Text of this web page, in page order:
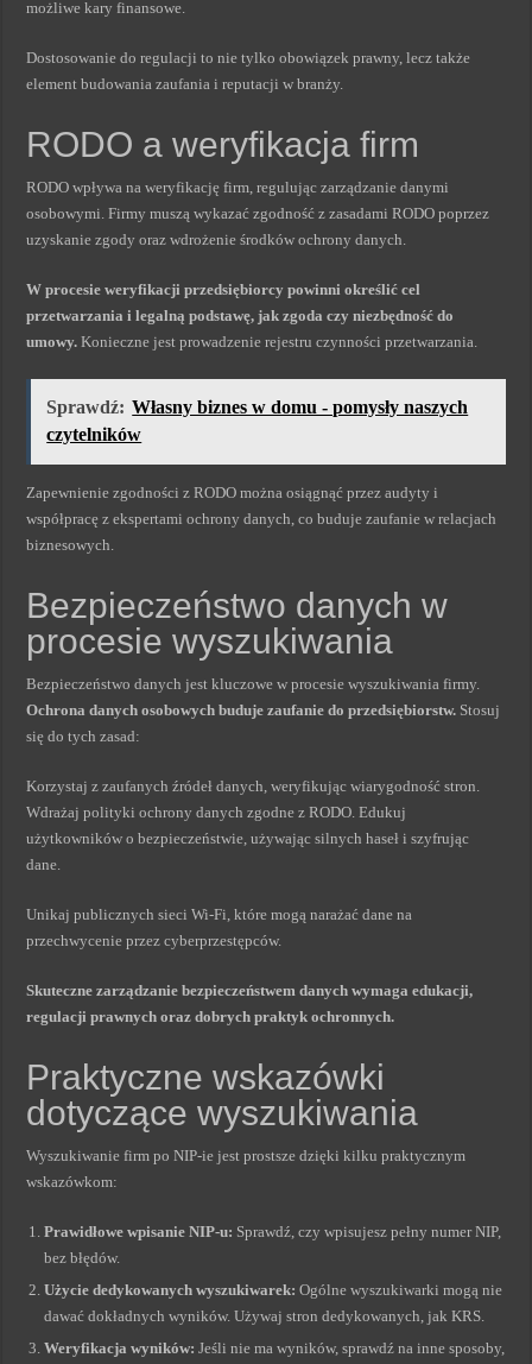
możliwe kary finansowe.
Dostosowanie do regulacji to nie tylko obowiązek prawny, lecz także
element budowania zaufania i reputacji w branży.
RODO a weryfikacja firm
RODO wpływa na weryfikację firm, regulując zarządzanie danymi
osobowymi. Firmy muszą wykazać zgodność z zasadami RODO poprzez
uzyskanie zgody oraz wdrożenie środków ochrony danych.
W procesie weryfikacji przedsiębiorcy powinni określić cel
przetwarzania i legalną podstawę, jak zgoda czy niezbędność do
umowy. Konieczne jest prowadzenie rejestru czynności przetwarzania.
Sprawdź: Własny biznes w domu - pomysły naszych
czytelników
Zapewnienie zgodności z RODO można osiągnąć przez audyty i
współpracę z ekspertami ochrony danych, co buduje zaufanie w relacjach
biznesowych.
Bezpieczeństwo danych w
procesie wyszukiwania
Bezpieczeństwo danych jest kluczowe w procesie wyszukiwania firmy.
Ochrona danych osobowych buduje zaufanie do przedsiębiorstw. Stosuj
się do tych zasad:
Korzystaj z zaufanych źródeł danych, weryfikując wiarygodność stron.
Wdrażaj polityki ochrony danych zgodne z RODO. Edukuj
użytkowników o bezpieczeństwie, używając silnych haseł i szyfrując
dane.
Unikaj publicznych sieci Wi-Fi, które mogą narażać dane na
przechwycenie przez cyberprzestępców.
Skuteczne zarządzanie bezpieczeństwem danych wymaga edukacji,
regulacji prawnych oraz dobrych praktyk ochronnych.
Praktyczne wskazówki
dotyczące wyszukiwania
Wyszukiwanie firm po NIP-ie jest prostsze dzięki kilku praktycznym
wskazówkom:
Prawidłowe wpisanie NIP-u: Sprawdź, czy wpisujesz pełny numer NIP,
bez błędów.
Użycie dedykowanych wyszukiwarek: Ogólne wyszukiwarki mogą nie
dawać dokładnych wyników. Używaj stron dedykowanych, jak KRS.
Weryfikacja wyników: Jeśli nie ma wyników, sprawdź na inne sposoby,